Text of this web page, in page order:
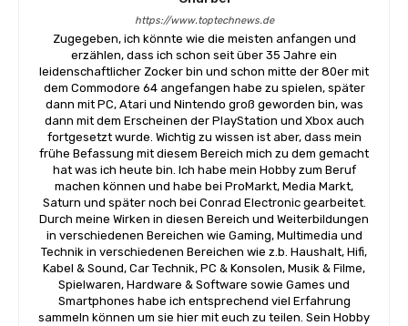
https://www.toptechnews.de
Zugegeben, ich könnte wie die meisten anfangen und
erzählen, dass ich schon seit über 35 Jahre ein
leidenschaftlicher Zocker bin und schon mitte der 80er mit
dem Commodore 64 angefangen habe zu spielen, später
dann mit PC, Atari und Nintendo groß geworden bin, was
dann mit dem Erscheinen der PlayStation und Xbox auch
fortgesetzt wurde. Wichtig zu wissen ist aber, dass mein
frühe Befassung mit diesem Bereich mich zu dem gemacht
hat was ich heute bin. Ich habe mein Hobby zum Beruf
machen können und habe bei ProMarkt, Media Markt,
Saturn und später noch bei Conrad Electronic gearbeitet.
Durch meine Wirken in diesen Bereich und Weiterbildungen
in verschiedenen Bereichen wie Gaming, Multimedia und
Technik in verschiedenen Bereichen wie z.b. Haushalt, Hifi,
Kabel & Sound, Car Technik, PC & Konsolen, Musik & Filme,
Spielwaren, Hardware & Software sowie Games und
Smartphones habe ich entsprechend viel Erfahrung
sammeln können um sie hier mit euch zu teilen. Sein Hobby